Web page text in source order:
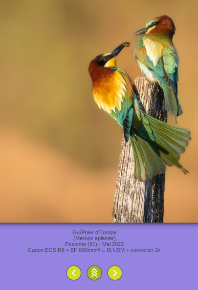
GuÃªpier d'Europe
(Merops apiaster)
Essonne (91) - Mai 2023
Canon EOS R6 + EF 600mmf4 L IS USM + converter 2x